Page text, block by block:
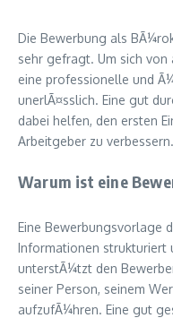
Die Bewerbung als
sehr gefragt. Um sich von
eine professionelle und
unerlÃ¤sslich. Eine gut
dabei helfen, den ersten
Arbeitgeber zu verbessern.
Warum ist eine
Eine Bewerbungsvorlage
Informationen strukturiert
unterstÃ¼tzt den
seiner Person, seinem
aufzufÃ¼hren. Eine gut